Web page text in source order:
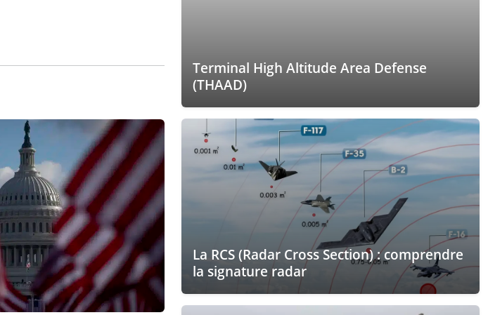
Terminal High Altitude Area Defense
(THAAD)
La RCS (Radar Cross Section) : comprendre
la signature radar